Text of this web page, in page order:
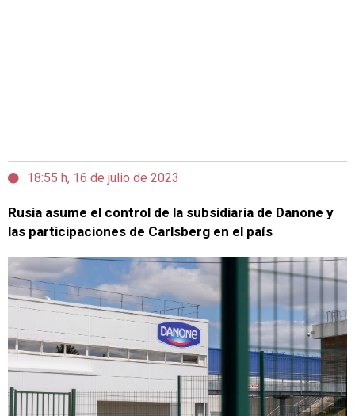
18:55 h, 16 de julio de 2023
Rusia asume el control de la subsidiaria de Danone y
las participaciones de Carlsberg en el país